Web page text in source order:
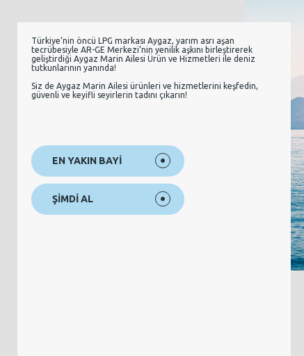
Türkiye’nin öncü LPG markası Aygaz, yarım asrı aşan
tecrübesiyle AR-GE Merkezi’nin yenilik aşkını birleştirerek
geliştirdiği Aygaz Marin Ailesi Ürün ve Hizmetleri ile deniz
tutkunlarının yanında!
Siz de Aygaz Marin Ailesi ürünleri ve hizmetlerini keşfedin,
güvenli ve keyifli seyirlerin tadını çıkarın!
EN YAKIN BAYİ
ŞİMDİ AL